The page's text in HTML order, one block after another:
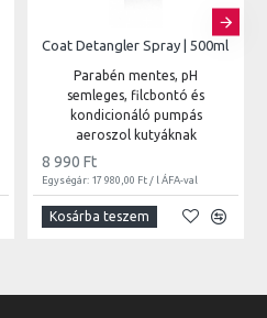
Coat Detangler Spray | 500ml
Parabén mentes, pH
semleges, filcbontó és
kondicionáló pumpás
aeroszol kutyáknak
8 990 Ft
Egységár: 17 980,00 Ft / l ÁFA-val
Kosárba teszem